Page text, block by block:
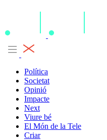
Política
Societat
Opinió
Impacte
Next
Viure bé
El Món de la Tele
Criar